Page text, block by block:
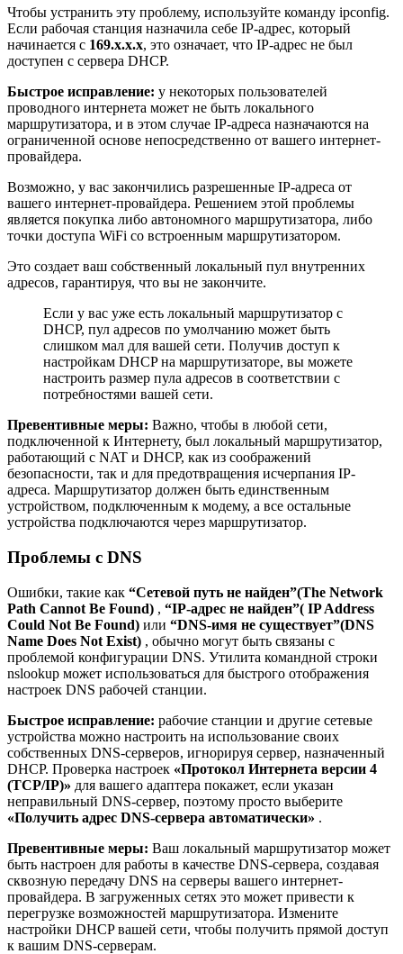
Чтобы устранить эту проблему, используйте команду ipconfig.
Если рабочая станция назначила себе IP-адрес, который
начинается с 169.x.x.x, это означает, что IP-адрес не был
доступен с сервера DHCP.
Быстрое исправление: у некоторых пользователей
проводного интернета может не быть локального
маршрутизатора, и в этом случае IP-адреса назначаются на
ограниченной основе непосредственно от вашего интернет-
провайдера.
Возможно, у вас закончились разрешенные IP-адреса от
вашего интернет-провайдера. Решением этой проблемы
является покупка либо автономного маршрутизатора, либо
точки доступа WiFi со встроенным маршрутизатором.
Это создает ваш собственный локальный пул внутренних
адресов, гарантируя, что вы не закончите.
Если у вас уже есть локальный маршрутизатор с
DHCP, пул адресов по умолчанию может быть
слишком мал для вашей сети. Получив доступ к
настройкам DHCP на маршрутизаторе, вы можете
настроить размер пула адресов в соответствии с
потребностями вашей сети.
Превентивные меры: Важно, чтобы в любой сети,
подключенной к Интернету, был локальный маршрутизатор,
работающий с NAT и DHCP, как из соображений
безопасности, так и для предотвращения исчерпания IP-
адреса. Маршрутизатор должен быть единственным
устройством, подключенным к модему, а все остальные
устройства подключаются через маршрутизатор.
Проблемы с DNS
Ошибки, такие как “Сетевой путь не найден”(The Network
Path Cannot Be Found) , “IP-адрес не найден”( IP Address
Could Not Be Found) или “DNS-имя не существует”(DNS
Name Does Not Exist) , обычно могут быть связаны с
проблемой конфигурации DNS. Утилита командной строки
nslookup может использоваться для быстрого отображения
настроек DNS рабочей станции.
Быстрое исправление: рабочие станции и другие сетевые
устройства можно настроить на использование своих
собственных DNS-серверов, игнорируя сервер, назначенный
DHCP. Проверка настроек «Протокол Интернета версии 4
(TCP/IP)» для вашего адаптера покажет, если указан
неправильный DNS-сервер, поэтому просто выберите
«Получить адрес DNS-сервера автоматически» .
Превентивные меры: Ваш локальный маршрутизатор может
быть настроен для работы в качестве DNS-сервера, создавая
сквозную передачу DNS на серверы вашего интернет-
провайдера. В загруженных сетях это может привести к
перегрузке возможностей маршрутизатора. Измените
настройки DHCP вашей сети, чтобы получить прямой доступ
к вашим DNS-серверам.